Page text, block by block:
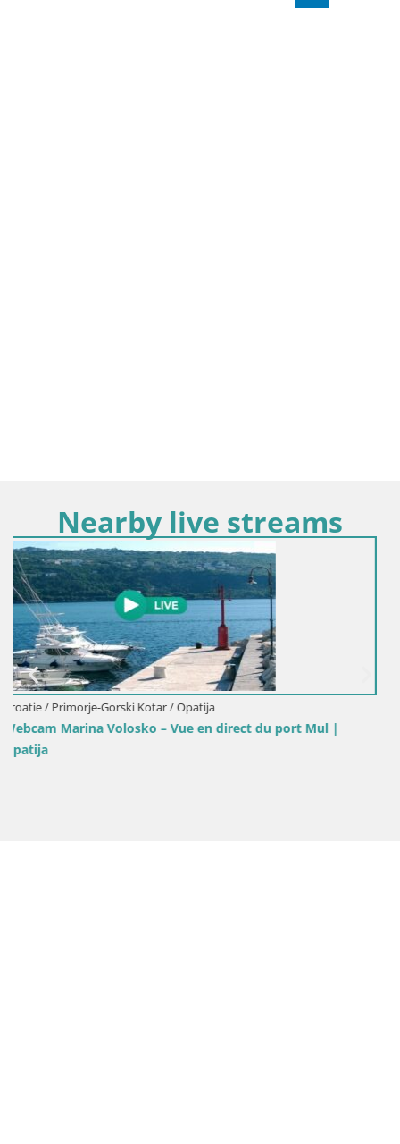
Nearby live streams
Croatie / Primorje-Gorski Kotar / Opatija
Webcam Opatija Slatina – Vue en direct depuis l’Hôtel